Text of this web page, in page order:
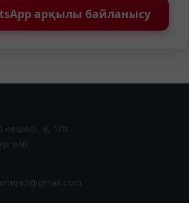
арқылы байланысу
кешесі, 8, 17В
уйі)